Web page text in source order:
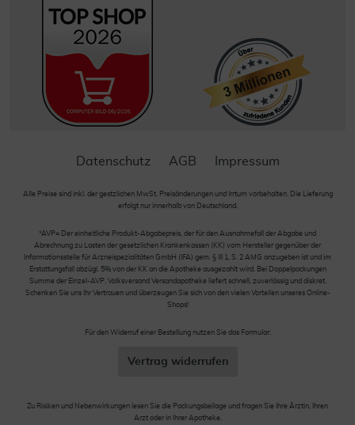
Datenschutz AGB Impressum
Alle Preise sind inkl. der gestzlichen MwSt. Preisänderungen und Irrtum vorbehalten. Die Lieferung
erfolgt nur innerhalb von Deutschland.
*AVP= Der einheitliche Produkt-Abgabepreis, der für den Ausnahmefall der Abgabe und
Abrechnung zu Lasten der gesetzlichen Krankenkassen (KK) vom Hersteller gegenüber der
Informationsstelle für Arzneispezialitäten GmbH (IFA) gem. § III 1, S. 2 AMG anzugeben ist und im
Erstattungsfall abzügl. 5% von der KK an die Apotheke ausgezahlt wird. Bei Doppelpackungen
Summe der Einzel-AVP. Volksversand Versandapotheke liefert schnell, zuverlässig und diskret.
Schenken Sie uns Ihr Vertrauen und überzeugen Sie sich von den vielen Vorteilen unseres Online-
Shops!
Für den Widerruf einer Bestellung nutzen Sie das Formular:
Vertrag widerrufen
Zu Risiken und Nebenwirkungen lesen Sie die Packungsbeilage und fragen Sie Ihre Ärztin, Ihren
Arzt oder in Ihrer Apotheke.